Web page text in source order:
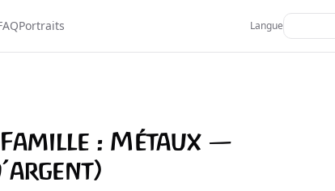
Portraits Langue
: Métaux —